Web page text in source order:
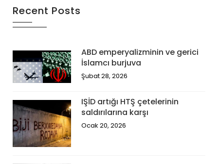
Recent Posts
ABD emperyalizminin ve gerici
İslamcı burjuva
Şubat 28, 2026
IŞİD artığı HTŞ çetelerinin
saldırılarına karşı
Ocak 20, 2026